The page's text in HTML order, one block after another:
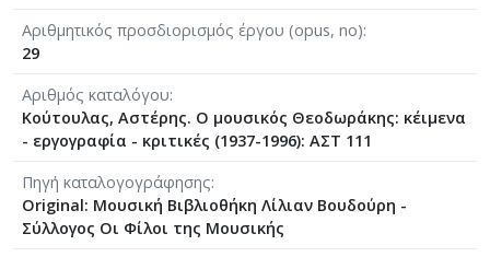
Αριθμητικός προσδιορισμός έργου (opus, no)
29
Αριθμός καταλόγου
Κούτουλας, Αστέρης. Ο μουσικός Θεοδωράκης: κέιμενα
- εργογραφία - κριτικές (1937-1996): ΑΣΤ 111
Πηγή καταλογογράφησης
Original: Μουσική Βιβλιοθήκη Λίλιαν Βουδούρη -
Σύλλογος Οι Φίλοι της Μουσικής